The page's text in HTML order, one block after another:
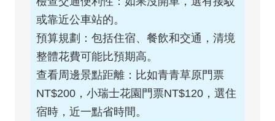
或靠近公車站的。
預算規劃：包括住宿、餐飲和交通，清境
整體花費可能比預期高。
查看周邊景點距離：比如青青草原門票
NT$200，小瑞士花園門票NT$120，選住
宿時，近一點省時間。